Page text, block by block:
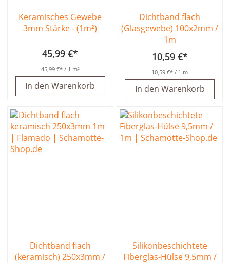
Keramisches Gewebe
3mm Stärke - (1m²)
45,99 €
45,99 € / 1 m²
In den Warenkorb
Dichtband flach
(Glasgewebe) 100x2mm /
1m
10,59 €
10,59 € / 1 m
In den Warenkorb
Dichtband flach
(keramisch) 250x3mm /
Silikonbeschichtete
Fiberglas-Hülse 9,5mm /